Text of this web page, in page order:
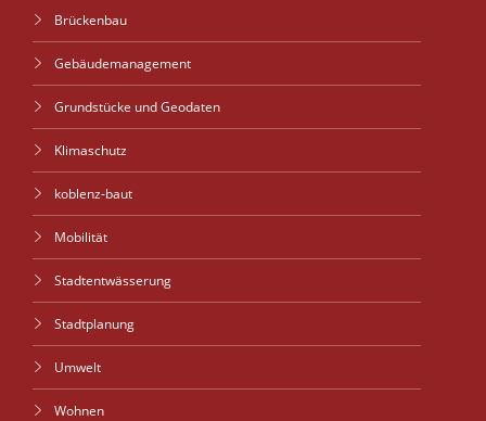
Brückenbau
Gebäudemanagement
Grundstücke und Geodaten
Klimaschutz
koblenz-baut
Mobilität
Stadtentwässerung
Stadtplanung
Umwelt
Wohnen